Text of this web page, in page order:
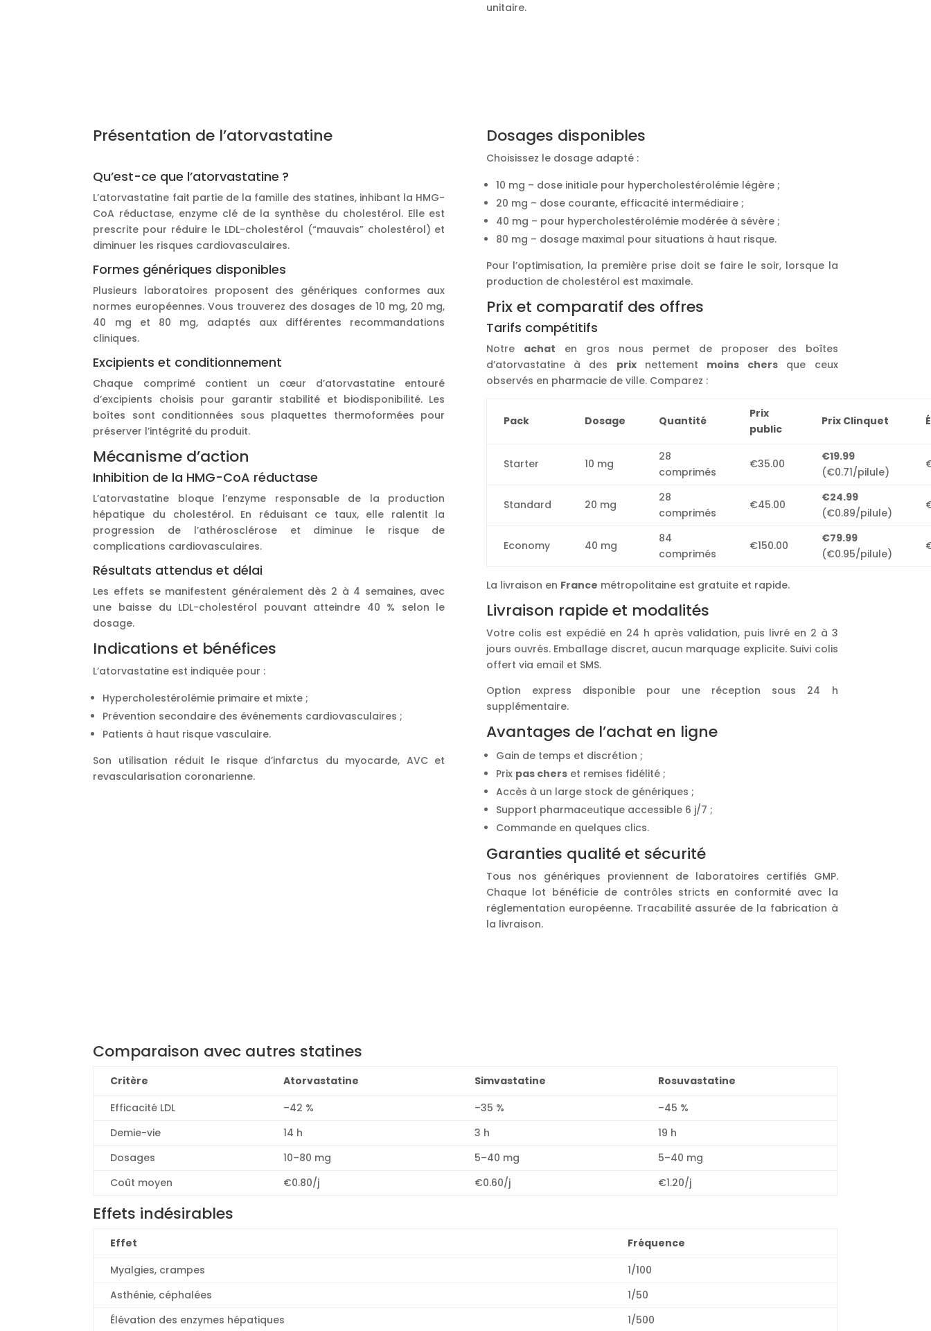
unitaire.
Présentation de l’atorvastatine
Qu’est-ce que l’atorvastatine ?
L’atorvastatine fait partie de la famille des statines, inhibant la HMG-
CoA réductase, enzyme clé de la synthèse du cholestérol. Elle est
prescrite pour réduire le LDL-cholestérol (“mauvais” cholestérol) et
diminuer les risques cardiovasculaires.
Formes génériques disponibles
Plusieurs laboratoires proposent des génériques conformes aux
normes européennes. Vous trouverez des dosages de 10 mg, 20 mg,
40 mg et 80 mg, adaptés aux différentes recommandations
cliniques.
Excipients et conditionnement
Chaque comprimé contient un cœur d’atorvastatine entouré
d’excipients choisis pour garantir stabilité et biodisponibilité. Les
boîtes sont conditionnées sous plaquettes thermoformées pour
préserver l’intégrité du produit.
Mécanisme d’action
Inhibition de la HMG-CoA réductase
L’atorvastatine bloque l’enzyme responsable de la production
hépatique du cholestérol. En réduisant ce taux, elle ralentit la
progression de l’athérosclérose et diminue le risque de
complications cardiovasculaires.
Résultats attendus et délai
Les effets se manifestent généralement dès 2 à 4 semaines, avec
une baisse du LDL-cholestérol pouvant atteindre 40 % selon le
dosage.
Indications et bénéfices
L’atorvastatine est indiquée pour :
Hypercholestérolémie primaire et mixte ;
Prévention secondaire des événements cardiovasculaires ;
Patients à haut risque vasculaire.
Son utilisation réduit le risque d’infarctus du myocarde, AVC et
revascularisation coronarienne.
Dosages disponibles
Choisissez le dosage adapté :
10 mg – dose initiale pour hypercholestérolémie légère ;
20 mg – dose courante, efficacité intermédiaire ;
40 mg – pour hypercholestérolémie modérée à sévère ;
80 mg – dosage maximal pour situations à haut risque.
Pour l’optimisation, la première prise doit se faire le soir, lorsque la
production de cholestérol est maximale.
Prix et comparatif des offres
Tarifs compétitifs
Notre achat en gros nous permet de proposer des boîtes
d’atorvastatine à des prixnettement moins chersque ceux
observés en pharmacie de ville. Comparez :
Pack Dosage Quantité
Prix
public
Prix Clinquet
Starter 10 mg
28
comprimés
€35.00
€19.99
(€0.71/pilule)
Standard 20 mg
28
comprimés
€45.00
€24.99
(€0.89/pilule)
Economy 40 mg
84
comprimés
€150.00
€79.99
(€0.95/pilule)
La livraison en France métropolitaine est gratuite et rapide.
Livraison rapide et modalités
Votre colis est expédié en 24 h après validation, puis livré en 2 à 3
jours ouvrés. Emballage discret, aucun marquage explicite. Suivi colis
offert via email et SMS.
Option express disponible pour une réception sous 24 h
supplémentaire.
Avantages de l’achat en ligne
Gain de temps et discrétion ;
Prix pas cherset remises fidélité ;
Accès à un large stock de génériques ;
Support pharmaceutique accessible 6 j/7 ;
Commande en quelques clics.
Garanties qualité et sécurité
Tous nos génériques proviennent de laboratoires certifiés GMP.
Chaque lot bénéficie de contrôles stricts en conformité avec la
réglementation européenne. Tracabilité assurée de la fabrication à
la livraison.
Comparaison avec autres statines
Critère Atorvastatine Simvastatine
Rosuvastatine
Efficacité LDL
–42 % –35 %
–45 %
Demie-vie
14 h 3 h
19 h
Dosages
10–80 mg 5–40 mg
5–40 mg
Coût moyen
€0.80/j €0.60/j €1.20/j
Effets indésirables
Effet
Fréquence
Myalgies, crampes
1/100
Asthénie, céphalées
1/50
Élévation des enzymes hépatiques
1/500